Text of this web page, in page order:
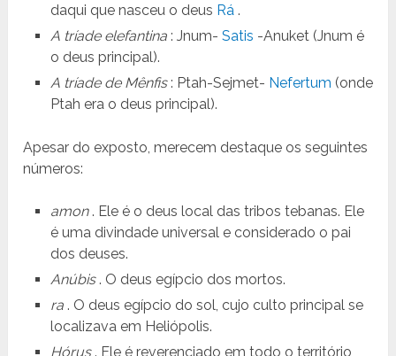
daqui que nasceu o deus Rá .
A tríade elefantina: Jnum- Satis -Anuket (Jnum é
o deus principal).
A tríade de Mênfis: Ptah-Sejmet- Nefertum (onde
Ptah era o deus principal).
Apesar do exposto, merecem destaque os seguintes
números:
amon. Ele é o deus local das tribos tebanas. Ele
é uma divindade universal e considerado o pai
dos deuses.
Anúbis. O deus egípcio dos mortos.
ra. O deus egípcio do sol, cujo culto principal se
localizava em Heliópolis.
Hórus. Ele é reverenciado em todo o território